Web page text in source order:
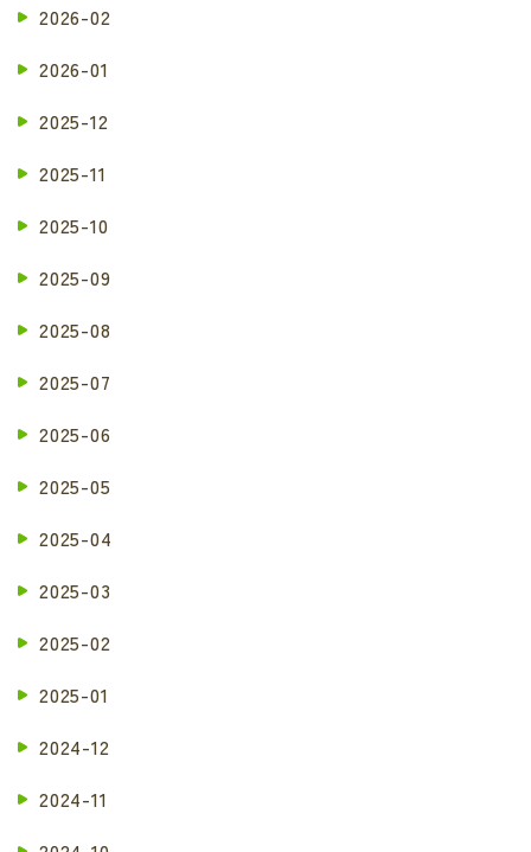
2026-02
2026-01
2025-12
2025-11
2025-10
2025-09
2025-08
2025-07
2025-06
2025-05
2025-04
2025-03
2025-02
2025-01
2024-12
2024-11